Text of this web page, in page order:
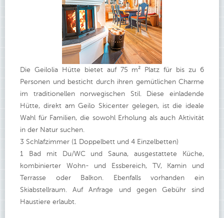
Die Geilolia Hütte bietet auf 75 m² Platz für bis zu 6
Personen und besticht durch ihren gemütlichen Charme
im traditionellen norwegischen Stil. Diese einladende
Hütte, direkt am Geilo Skicenter gelegen, ist die ideale
Wahl für Familien, die sowohl Erholung als auch Aktivität
in der Natur suchen.
3 Schlafzimmer (1 Doppelbett und 4 Einzelbetten)
1 Bad mit Du/WC und Sauna, ausgestattete Küche,
kombinierter Wohn- und Essbereich, TV, Kamin und
Terrasse oder Balkon. Ebenfalls vorhanden ein
Skiabstellraum. Auf Anfrage und gegen Gebühr sind
Haustiere erlaubt.